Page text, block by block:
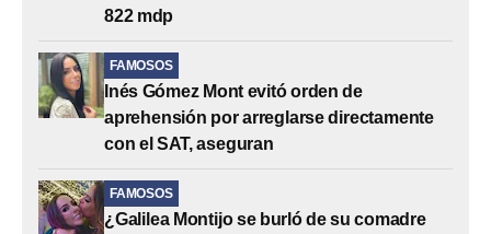
822 mdp
FAMOSOS
Inés Gómez Mont evitó orden de
aprehensión por arreglarse directamente
con el SAT, aseguran
FAMOSOS
¿Galilea Montijo se burló de su comadre